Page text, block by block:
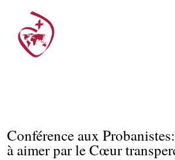
Conférence aux
à aimer par le Cœur